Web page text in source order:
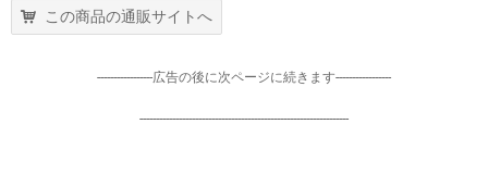
この商品の通販サイトへ
-----------------広告の後に次ページに続きます-----------------
----------------------------------------------------------------